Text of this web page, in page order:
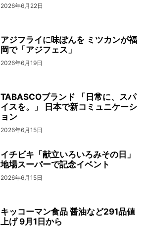
2026年6月22日
アジフライに味ぽんを ミツカンが福
岡で「アジフェス」
2026年6月19日
TABASCOブランド 「日常に、スパ
イスを。」 日本で新コミュニケーシ
ョン
2026年6月15日
イチビキ「献立いろいろみその日」
地場スーパーで記念イベント
2026年6月15日
キッコーマン食品 醤油など291品値
上げ 9月1日から